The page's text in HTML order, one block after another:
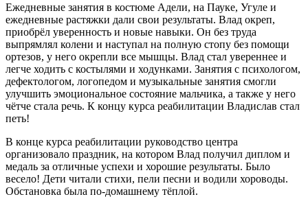
Ежедневные занятия в костюме Адели, на Пауке, Угуле и
ежедневные растяжки дали свои результаты. Влад окреп,
приобрёл уверенность и новые навыки. Он без труда
выпрямлял колени и наступал на полную стопу без помощи
ортезов, у него окрепли все мышцы. Влад стал увереннее и
легче ходить с костылями и ходунками. Занятия с психологом,
дефектологом, логопедом и музыкальные занятия смогли
улучшить эмоциональное состояние мальчика, а также у него
чётче стала речь. К концу курса реабилитации Владислав стал
петь!
В конце курса реабилитации руководство центра
организовало праздник, на котором Влад получил диплом и
медаль за отличные успехи и хорошие результаты. Было
весело! Дети читали стихи, пели песни и водили хороводы.
Обстановка была по-домашнему тёплой.